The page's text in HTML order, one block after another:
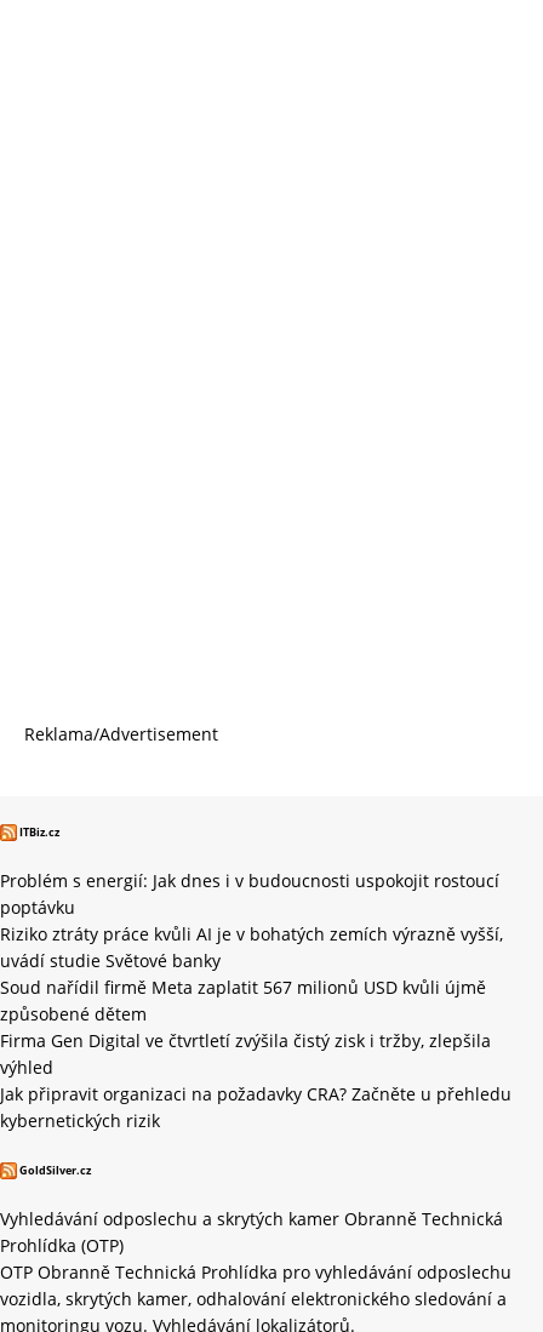
Reklama/Advertisement
ITBiz.cz
Problém s energií: Jak dnes i v budoucnosti uspokojit rostoucí
poptávku
Riziko ztráty práce kvůli AI je v bohatých zemích výrazně vyšší,
uvádí studie Světové banky
Soud nařídil firmě Meta zaplatit 567 milionů USD kvůli újmě
způsobené dětem
Firma Gen Digital ve čtvrtletí zvýšila čistý zisk i tržby, zlepšila
výhled
Jak připravit organizaci na požadavky CRA? Začněte u přehledu
kybernetických rizik
GoldSilver.cz
Vyhledávání odposlechu a skrytých kamer Obranně Technická
Prohlídka (OTP)
OTP Obranně Technická Prohlídka pro vyhledávání odposlechu
vozidla, skrytých kamer, odhalování elektronického sledování a
monitoringu vozu. Vyhledávání lokalizátorů.